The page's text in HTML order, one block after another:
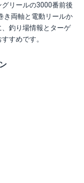
リールの3000番前後
き両軸と電動リールか
釣り場情報とターゲ
すめです。